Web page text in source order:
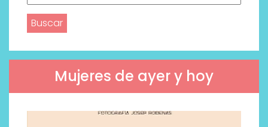
Mujeres de ayer y hoy